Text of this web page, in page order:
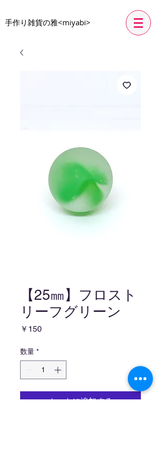
​手作り雑貨の雅<miyabi>
【25㎜】フロスト
リーフグリーン
￥150価
数量 *
カートに追加する